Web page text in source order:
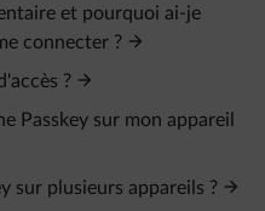
et pourquoi ai-je
connecter ?
?
Passkey sur mon appareil
sur plusieurs appareils ?